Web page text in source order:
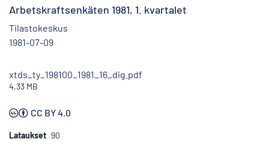
Arbetskraftsenkäten 1981, 1. kvartalet
Tilastokeskus
1981-07-09
xtds_ty_198100_1981_16_dig.pdf
4.33 MB
CC BY 4.0
Lataukset 90